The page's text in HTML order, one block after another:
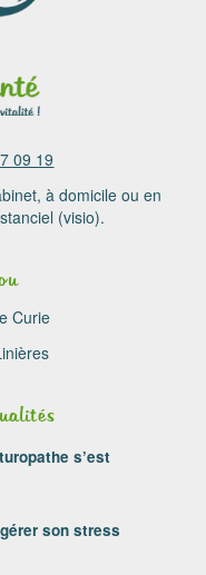
09 19
à domicile ou en
(visio).
Curie
s’est
son stress